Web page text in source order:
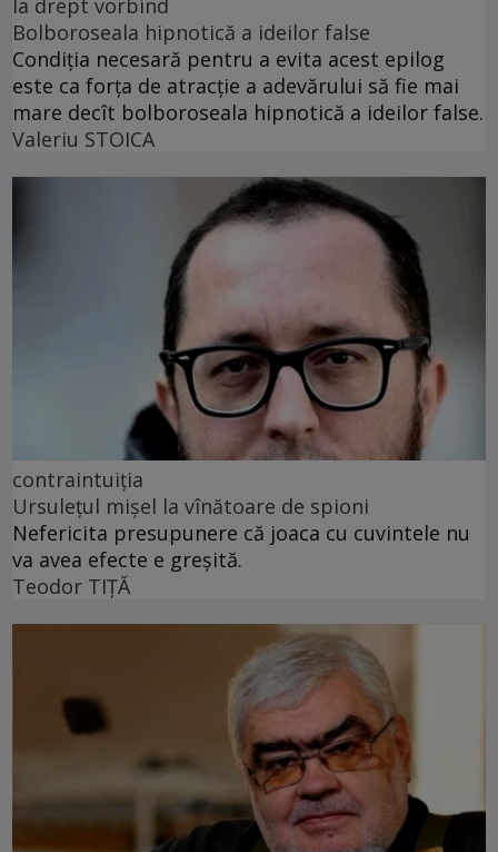
Bolboroseala hipnotică a ideilor false
Condiția necesară pentru a evita acest epilog
este ca forța de atracție a adevărului să fie mai
mare decît bolboroseala hipnotică a ideilor false.
Valeriu STOICA
contraintuiția
Ursulețul mișel la vînătoare de spioni
Nefericita presupunere că joaca cu cuvintele nu
va avea efecte e greșită.
Teodor TIŢĂ